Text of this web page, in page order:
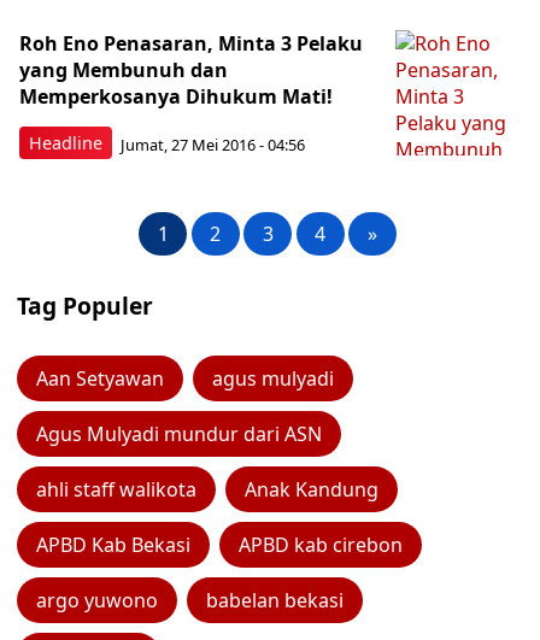
Headline
Roh Eno Penasaran, Minta 3 Pelaku
yang Membunuh dan
Memperkosanya Dihukum Mati!
Jumat, 27 Mei 2016 - 04:56
1 2 3 4 »
Tag Populer
Aan Setyawan agus mulyadi
Agus Mulyadi mundur dari ASN
ahli staff walikota Anak Kandung
APBD Kab Bekasi APBD kab cirebon
argo yuwono babelan bekasi